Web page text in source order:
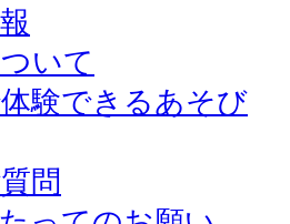
いて
験できるあそび
問